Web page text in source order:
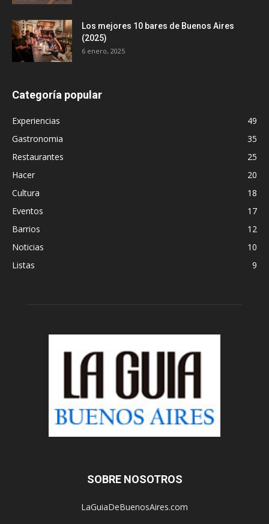
Los mejores 10 bares de Buenos Aires
(2025)
6 enero, 2025
Categoría popular
Experiencias
49
Gastronomia
35
Restaurantes
25
Hacer
20
Cultura
18
Eventos
17
Barrios
12
Noticias
10
Listas
9
SOBRE NOSOTROS
LaGuiaDeBuenosAires.com